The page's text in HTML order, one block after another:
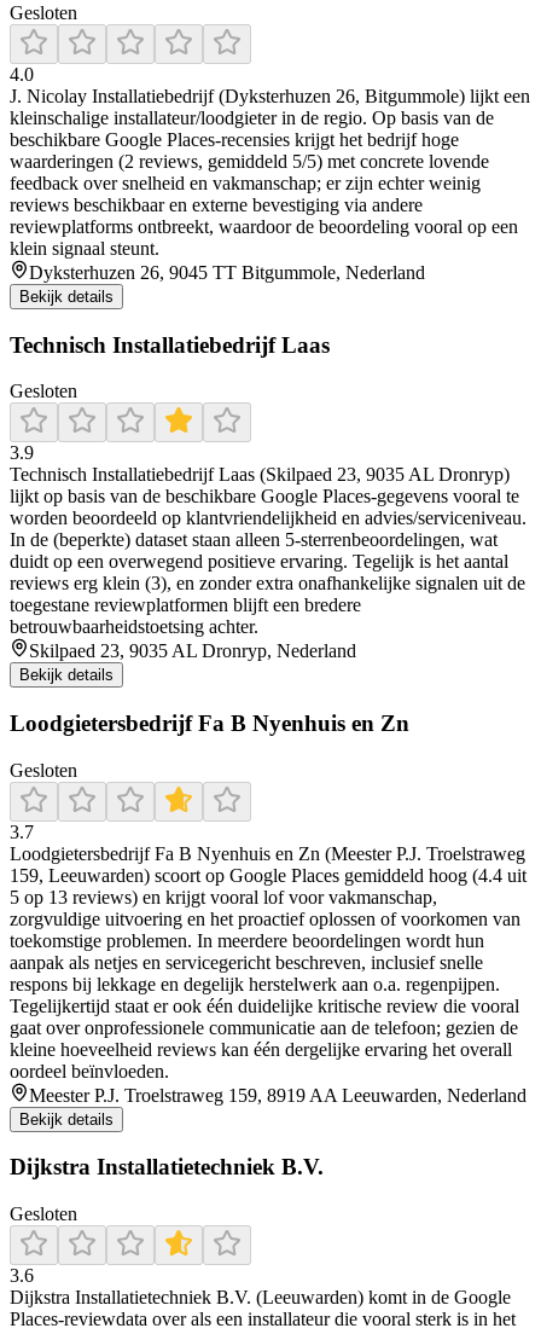
Gesloten
4.0
J. Nicolay Installatiebedrijf (Dyksterhuzen 26, Bitgummole) lijkt een
kleinschalige installateur/loodgieter in de regio. Op basis van de
beschikbare Google Places-recensies krijgt het bedrijf hoge
waarderingen (2 reviews, gemiddeld 5/5) met concrete lovende
feedback over snelheid en vakmanschap; er zijn echter weinig
reviews beschikbaar en externe bevestiging via andere
reviewplatforms ontbreekt, waardoor de beoordeling vooral op een
klein signaal steunt.
Dyksterhuzen 26, 9045 TT Bitgummole, Nederland
Bekijk details
Technisch Installatiebedrijf Laas
Gesloten
3.9
Technisch Installatiebedrijf Laas (Skilpaed 23, 9035 AL Dronryp)
lijkt op basis van de beschikbare Google Places-gegevens vooral te
worden beoordeeld op klantvriendelijkheid en advies/serviceniveau.
In de (beperkte) dataset staan alleen 5-sterrenbeoordelingen, wat
duidt op een overwegend positieve ervaring. Tegelijk is het aantal
reviews erg klein (3), en zonder extra onafhankelijke signalen uit de
toegestane reviewplatformen blijft een bredere
betrouwbaarheidstoetsing achter.
Skilpaed 23, 9035 AL Dronryp, Nederland
Bekijk details
Loodgietersbedrijf Fa B Nyenhuis en Zn
Gesloten
3.7
Loodgietersbedrijf Fa B Nyenhuis en Zn (Meester P.J. Troelstraweg
159, Leeuwarden) scoort op Google Places gemiddeld hoog (4.4 uit
5 op 13 reviews) en krijgt vooral lof voor vakmanschap,
zorgvuldige uitvoering en het proactief oplossen of voorkomen van
toekomstige problemen. In meerdere beoordelingen wordt hun
aanpak als netjes en servicegericht beschreven, inclusief snelle
respons bij lekkage en degelijk herstelwerk aan o.a. regenpijpen.
Tegelijkertijd staat er ook één duidelijke kritische review die vooral
gaat over onprofessionele communicatie aan de telefoon; gezien de
kleine hoeveelheid reviews kan één dergelijke ervaring het overall
oordeel beïnvloeden.
Meester P.J. Troelstraweg 159, 8919 AA Leeuwarden, Nederland
Bekijk details
Dijkstra Installatietechniek B.V.
Gesloten
3.6
Dijkstra Installatietechniek B.V. (Leeuwarden) komt in de Google
Places-reviewdata over als een installateur die vooral sterk is in het